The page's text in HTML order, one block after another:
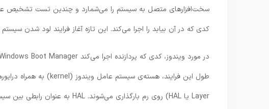
سخت‌افزارهای متصل به سیستم را می‌شمارد و چندین تست تشخیص
کدی که در آن بیابد را اجرا می‌کند. این تازه آغاز فرایند لود شدن
طول این فرایند، هسته‌ی سیستم عامل ویندوز (kernel) به همراه درایورهای کلیدی و